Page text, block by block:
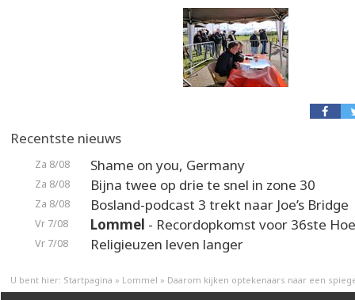
Recentste nieuws
Za 8/08 Shame on you, Germany
Za 8/08 Bijna twee op drie te snel in zone 30
Za 8/08 Bosland-podcast 3 trekt naar Joe’s Bridge
Vr 7/08 Lommel - Recordopkomst voor 36ste
Vr 7/08 Religieuzen leven langer
U bent hier: Startpagina » Lommel » Daarom kijken optekenaars naar een